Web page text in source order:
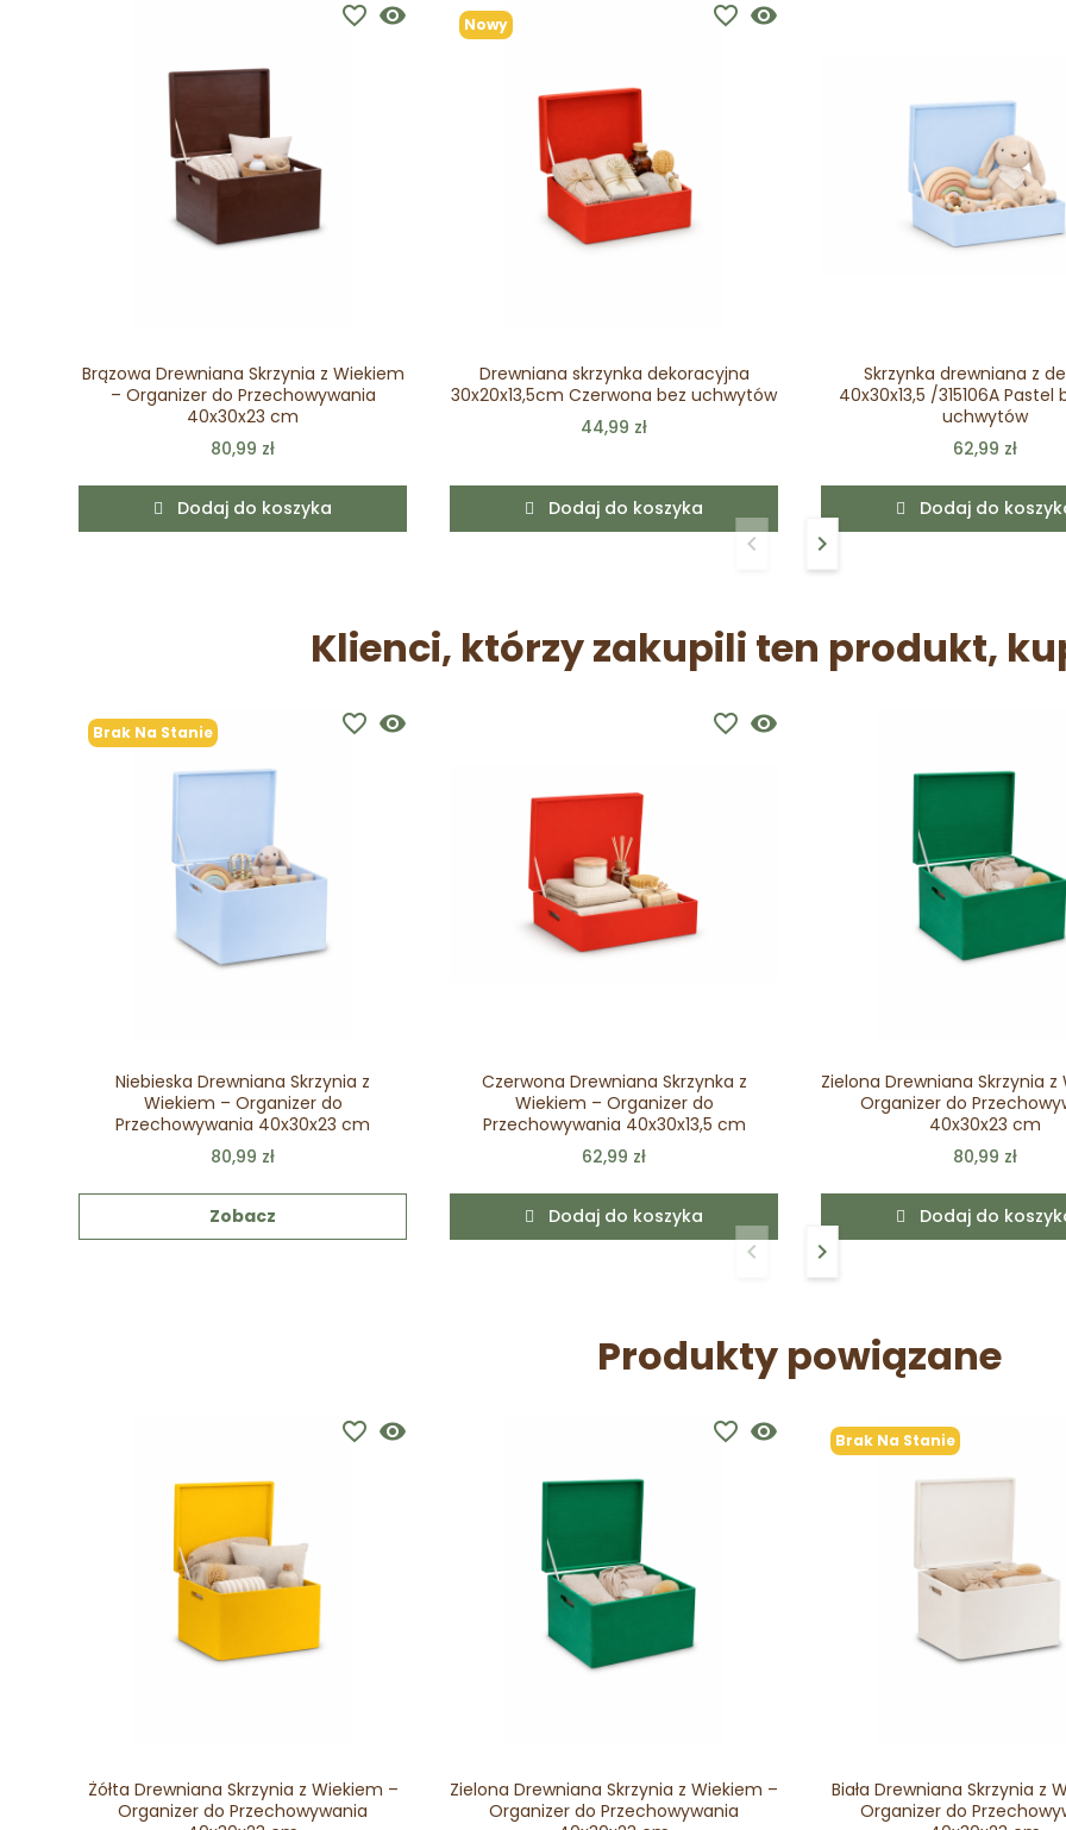
visibility
favorite_border
Brązowa Drewniana Skrzynia z Wiekiem
– Organizer do Przechowywania
40x30x23 cm
80,99 zł
Dodaj do koszyka
Nowy visibility
favorite_border
Drewniana skrzynka dekoracyjna
30x20x13,5cm Czerwona bez uchwytów
44,99 zł
Dodaj do koszyka
Skrzynka drewniana z
40x30x13,5 /315106A Pastel
uchwytów
62,99 zł
Dodaj do
Poprzedni
keyboard_arrow_left Następny
keyboard_arrow_right
Klienci, którzy zakupili ten produkt,
Brak Na Stanie visibility
favorite_border
Niebieska Drewniana Skrzynia z
Wiekiem – Organizer do
Przechowywania 40x30x23 cm
80,99 zł
Zobacz
visibility
favorite_border
Czerwona Drewniana Skrzynka z
Wiekiem – Organizer do
Przechowywania 40x30x13,5 cm
62,99 zł
Dodaj do koszyka
Zielona Drewniana Skrzynia z
Organizer do
40x30x23 cm
80,99 zł
Dodaj do
Poprzedni
keyboard_arrow_left Następny
keyboard_arrow_right
Produkty powiązane
visibility
favorite_border
Żółta Drewniana Skrzynia z Wiekiem –
Organizer do Przechowywania
visibility
favorite_border
Zielona Drewniana Skrzynia z Wiekiem –
Organizer do Przechowywania
Brak Na Stanie
Biała Drewniana Skrzynia z
Organizer do